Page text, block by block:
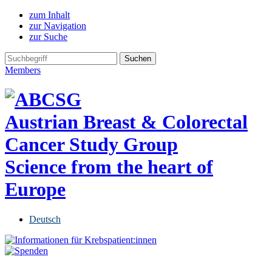
zum Inhalt
zur Navigation
zur Suche
Members
Austrian Breast & Colorectal
Cancer Study Group
Science from the heart of
Europe
Deutsch